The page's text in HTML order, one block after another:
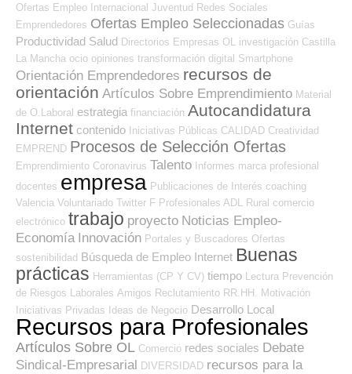
Ofertas Empleo Internacional Juventud Redes Sociales
Emprendedores Ofertas Empleo Seleccionadas Guías
Productividad Salud Directorios Empresas OL investigación Castilla
La Mancha ocio opiniones transformación digital Smartphone
Orientación Emprendedores recursos de
orientación Artículos Sobre Emprendimiento Material
de O.Laboral estrategia financiación Autocandidatura
Internet contenido Iniciativas Públicas CALIDAD Creatividad
EMPREND Procesos de Selección Ofertas
Emprendimiento Coronavirus Talento Informes marca profesional
docentes empresa Publicaciones de Interés coaching
Valencia Voluntariado Twitter F Profesionales ADL Rural comercio
electrónico trabajo proyecto Noticias Empleo-
Economía Innovación Portales y Buscadores Ofertas
sostenibilidad Búsqueda de Empleo Internet Buenas
prácticas Herramientas (CP Y CV) tiempo Lectura Prevención
de Riesgos Laborales Amigos Reclutamiento RR.HH. Motivación
Iniciativas Privadas
Ideas de Negocio Desarrollo Local
Recursos para Profesionales
Artículos Sobre OL Comercio redes sociales Debate
Sindical-Empresarial DIVERSIDAD recursos para la